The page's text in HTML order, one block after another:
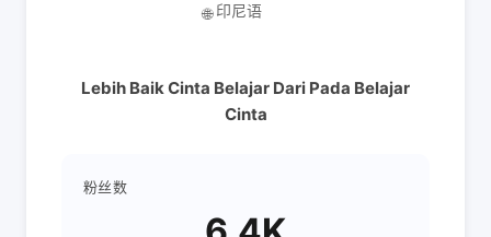
🌐 印尼语
Lebih Baik Cinta Belajar Dari Pada Belajar
Cinta
粉丝数